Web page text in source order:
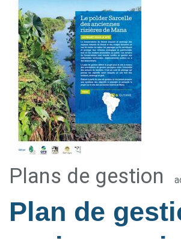
Plans de gestion
Plan de